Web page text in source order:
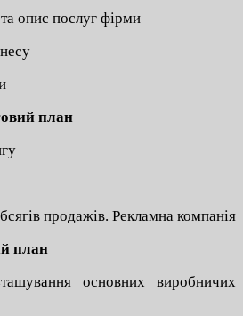
опис послуг фірми
план
продажів. Рекламна компанія
план
основних виробничих